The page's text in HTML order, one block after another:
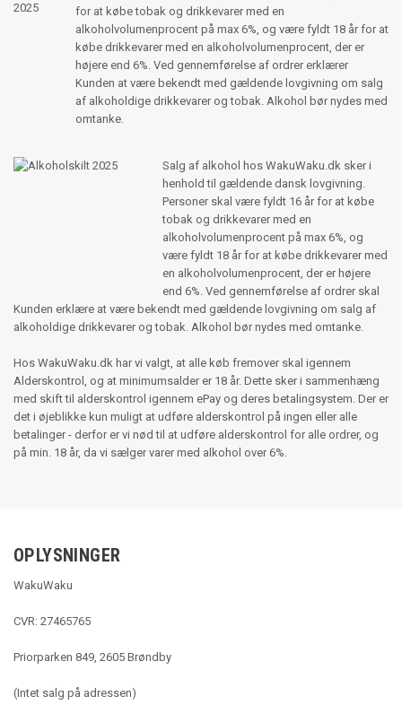
for at købe tobak og drikkevarer med en
alkoholvolumenprocent på max 6%, og være fyldt 18 år for at
købe drikkevarer med en alkoholvolumenprocent, der er
højere end 6%. Ved gennemførelse af ordrer erklærer
Kunden at være bekendt med gældende lovgivning om salg
af alkoholdige drikkevarer og tobak. Alkohol bør nydes med
omtanke.
Salg af alkohol hos WakuWaku.dk sker i
henhold til gældende dansk lovgivning.
Personer skal være fyldt 16 år for at købe
tobak og drikkevarer med en
alkoholvolumenprocent på max 6%, og
være fyldt 18 år for at købe drikkevarer med
en alkoholvolumenprocent, der er højere
end 6%. Ved gennemførelse af ordrer skal
Kunden erklære at være bekendt med gældende lovgivning om salg af
alkoholdige drikkevarer og tobak. Alkohol bør nydes med omtanke.
Hos WakuWaku.dk har vi valgt, at alle køb fremover skal igennem
Alderskontrol, og at minimumsalder er 18 år. Dette sker i sammenhæng
med skift til alderskontrol igennem ePay og deres betalingsystem. Der er
det i øjeblikke kun muligt at udføre alderskontrol på ingen eller alle
betalinger - derfor er vi nød til at udføre alderskontrol for alle ordrer, og
på min. 18 år, da vi sælger varer med alkohol over 6%.
OPLYSNINGER
WakuWaku
CVR: 27465765
Priorparken 849, 2605 Brøndby
(Intet salg på adressen)